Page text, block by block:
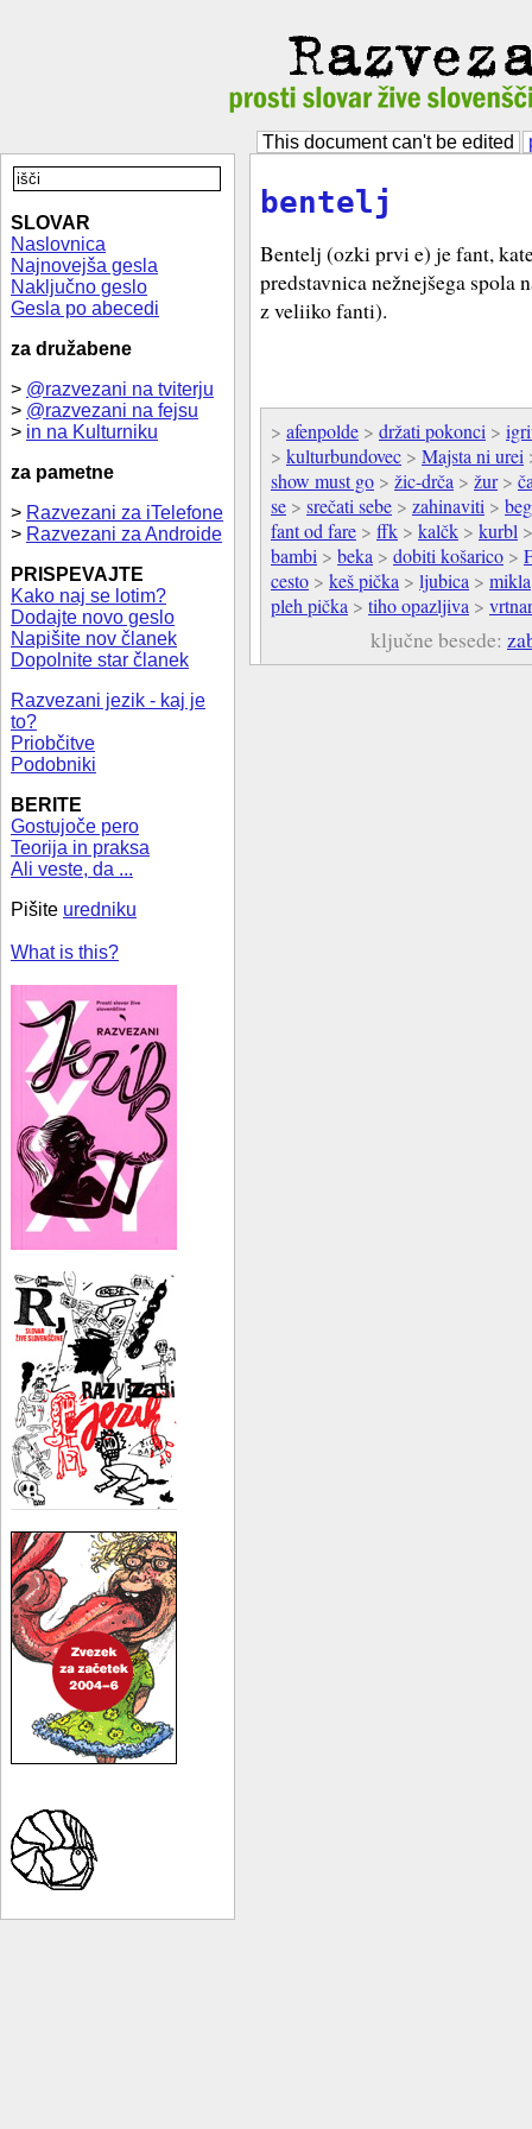
This document can't be edited
SLOVAR
Naslovnica
Najnovejša gesla
Naključno geslo
Gesla po abecedi
za družabene
> @razvezani na tviterju
> @razvezani na fejsu
> in na Kulturniku
za pametne
> Razvezani za iTelefone
> Razvezani za Androide
PRISPEVAJTE
Kako naj se lotim?
Dodajte novo geslo
Napišite nov članek
Dopolnite star članek
Razvezani jezik - kaj je
to?
Priobčitve
Podobniki
BERITE
Gostujoče pero
Teorija in praksa
Ali veste, da ...
Pišite uredniku
What is this?
bentelj
Bentelj (ozki prvi e) je fant,
predstavnica nežnejšega spola
z veliiko fanti).
> afenpolde > držati pokonci >
> kulturbundovec > Majsta ni urei
show must go > žic-drča > žur>
se > srečati sebe > zahinaviti >
fant od fare > ffk > kalčk > kurbl
bambi > beka > dobiti košarico >
cesto > keš pička > ljubica > mikla
pleh pička > tiho opazljiva >
ključne besede: